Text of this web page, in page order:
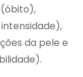
da pele e